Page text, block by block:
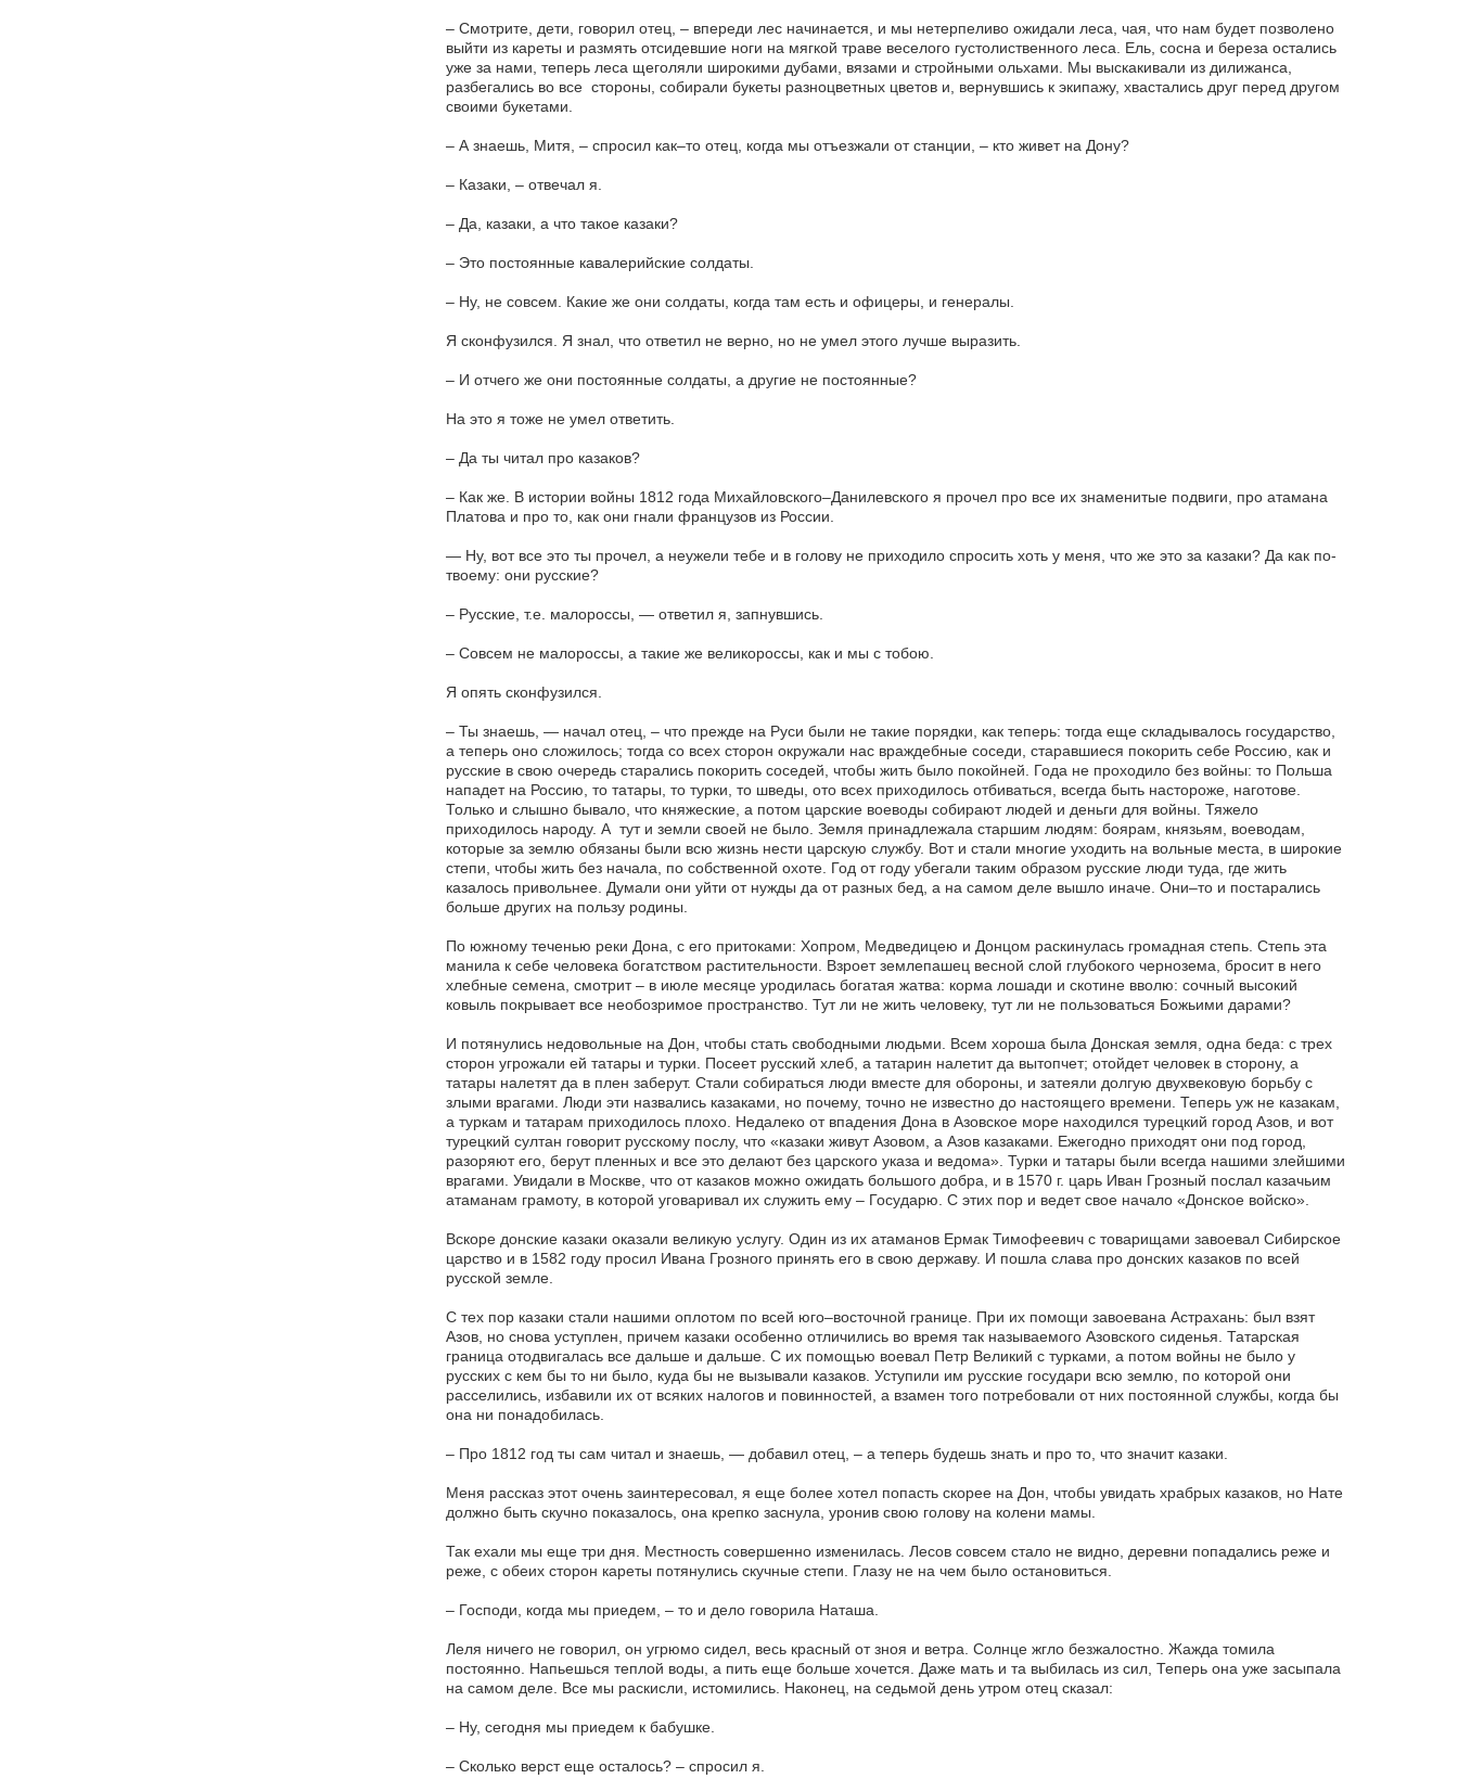
– Смотрите, дети, говорил отец, – впереди лес начинается, и мы нетерпеливо ожидали леса, чая, что нам будет позволено
выйти из кареты и размять отсидевшие ноги на мягкой траве веселого густолиственного леса. Ель, сосна и береза остались
уже за нами, теперь леса щеголяли широкими дубами, вязами и стройными ольхами. Мы выскакивали из дилижанса,
разбегались во все стороны, собирали букеты разноцветных цветов и, вернувшись к экипажу, хвастались друг перед другом
своими букетами.
– А знаешь, Митя, – спросил как–то отец, когда мы отъезжали от станции, – кто живет на Дону?
– Казаки, – отвечал я.
– Да, казаки, а что такое казаки?
– Это постоянные кавалерийские солдаты.
– Ну, не совсем. Какие же они солдаты, когда там есть и офицеры, и генералы.
Я сконфузился. Я знал, что ответил не верно, но не умел этого лучше выразить.
– И отчего же они постоянные солдаты, а другие не постоянные?
На это я тоже не умел ответить.
– Да ты читал про казаков?
– Как же. В истории войны 1812 года Михайловского–Данилевского я прочел про все их знаменитые подвиги, про атамана
Платова и про то, как они гнали французов из России.
— Ну, вот все это ты прочел, а неужели тебе и в голову не приходило спросить хоть у меня, что же это за казаки? Да как по-
твоему: они русские?
– Русские, т.е. малороссы, — ответил я, запнувшись.
– Совсем не малороссы, а такие же великороссы, как и мы с тобою.
Я опять сконфузился.
– Ты знаешь, — начал отец, – что прежде на Руси были не такие порядки, как теперь: тогда еще складывалось государство,
а теперь оно сложилось; тогда со всех сторон окружали нас враждебные соседи, старавшиеся покорить себе Россию, как и
русские в свою очередь старались покорить соседей, чтобы жить было покойней. Года не проходило без войны: то Польша
нападет на Россию, то татары, то турки, то шведы, ото всех приходилось отбиваться, всегда быть настороже, наготове.
Только и слышно бывало, что княжеские, а потом царские воеводы собирают людей и деньги для войны. Тяжело
приходилось народу. А тут и земли своей не было. Земля принадлежала старшим людям: боярам, князьям, воеводам,
которые за землю обязаны были всю жизнь нести царскую службу. Вот и стали многие уходить на вольные места, в широкие
степи, чтобы жить без начала, по собственной охоте. Год от году убегали таким образом русские люди туда, где жить
казалось привольнее. Думали они уйти от нужды да от разных бед, а на самом деле вышло иначе. Они–то и постарались
больше других на пользу родины.
По южному теченью реки Дона, с его притоками: Хопром, Медведицею и Донцом раскинулась громадная степь. Степь эта
манила к себе человека богатством растительности. Взроет землепашец весной слой глубокого чернозема, бросит в него
хлебные семена, смотрит – в июле месяце уродилась богатая жатва: корма лошади и скотине вволю: сочный высокий
ковыль покрывает все необозримое пространство. Тут ли не жить человеку, тут ли не пользоваться Божьими дарами?
И потянулись недовольные на Дон, чтобы стать свободными людьми. Всем хороша была Донская земля, одна беда: с трех
сторон угрожали ей татары и турки. Посеет русский хлеб, а татарин налетит да вытопчет; отойдет человек в сторону, а
татары налетят да в плен заберут. Стали собираться люди вместе для обороны, и затеяли долгую двухвековую борьбу с
злыми врагами. Люди эти назвались казаками, но почему, точно не известно до настоящего времени. Теперь уж не казакам,
а туркам и татарам приходилось плохо. Недалеко от впадения Дона в Азовское море находился турецкий город Азов, и вот
турецкий султан говорит русскому послу, что «казаки живут Азовом, а Азов казаками. Ежегодно приходят они под город,
разоряют его, берут пленных и все это делают без царского указа и ведома». Турки и татары были всегда нашими злейшими
врагами. Увидали в Москве, что от казаков можно ожидать большого добра, и в 1570 г. царь Иван Грозный послал казачьим
атаманам грамоту, в которой уговаривал их служить ему – Государю. С этих пор и ведет свое начало «Донское войско».
Вскоре донские казаки оказали великую услугу. Один из их атаманов Ермак Тимофеевич с товарищами завоевал Сибирское
царство и в 1582 году просил Ивана Грозного принять его в свою державу. И пошла слава про донских казаков по всей
русской земле.
С тех пор казаки стали нашими оплотом по всей юго–восточной границе. При их помощи завоевана Астрахань: был взят
Азов, но снова уступлен, причем казаки особенно отличились во время так называемого Азовского сиденья. Татарская
граница отодвигалась все дальше и дальше. С их помощью воевал Петр Великий с турками, а потом войны не было у
русских с кем бы то ни было, куда бы не вызывали казаков. Уступили им русские государи всю землю, по которой они
расселились, избавили их от всяких налогов и повинностей, а взамен того потребовали от них постоянной службы, когда бы
она ни понадобилась.
– Про 1812 год ты сам читал и знаешь, — добавил отец, – а теперь будешь знать и про то, что значит казаки.
Меня рассказ этот очень заинтересовал, я еще более хотел попасть скорее на Дон, чтобы увидать храбрых казаков, но Нате
должно быть скучно показалось, она крепко заснула, уронив свою голову на колени мамы.
Так ехали мы еще три дня. Местность совершенно изменилась. Лесов совсем стало не видно, деревни попадались реже и
реже, с обеих сторон кареты потянулись скучные степи. Глазу не на чем было остановиться.
– Господи, когда мы приедем, – то и дело говорила Наташа.
Леля ничего не говорил, он угрюмо сидел, весь красный от зноя и ветра. Солнце жгло безжалостно. Жажда томила
постоянно. Напьешься теплой воды, а пить еще больше хочется. Даже мать и та выбилась из сил, Теперь она уже засыпала
на самом деле. Все мы раскисли, истомились. Наконец, на седьмой день утром отец сказал:
– Ну, сегодня мы приедем к бабушке.
– Сколько верст еще осталось? – спросил я.